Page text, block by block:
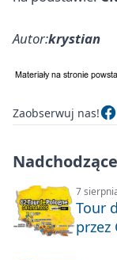
Autor:krystian
Zaobserwuj nas!
7
Tour
przez